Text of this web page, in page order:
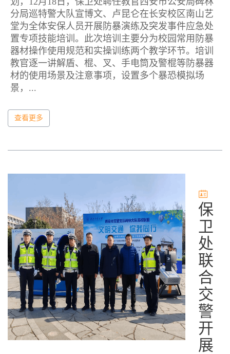
分局巡特警大队宣博文、卢昆仑在长安校区南山艺
堂为全体安保人员开展防暴演练及突发事件应急处
置专项技能培训。此次培训主要分为校园常用防暴
器材操作使用规范和实操训练两个教学环节。培训
教官逐一讲解盾、棍、叉、手电筒及警棍等防暴器
材的使用场景及注意事项，设置多个暴恐模拟场
景，...
查看更多
保
卫
处
联
合
交
警
开
展